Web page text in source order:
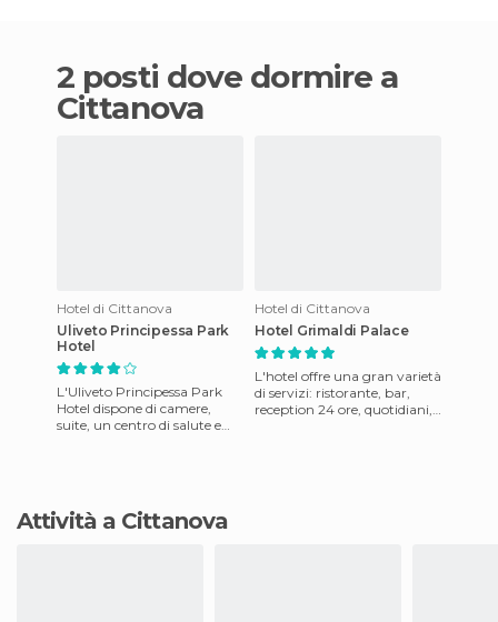
2 posti dove dormire a
Cittanova
Hotel di Cittanova
Uliveto Principessa Park
Hotel
L'Uliveto Principessa Park
Hotel dispone di camere,
suite, un centro di salute e
Hotel di Cittanova
Hotel Grimaldi Palace
L'hotel offre una gran varietà
di servizi: ristorante, bar,
reception 24 ore, quotidiani,
Attività a Cittanova